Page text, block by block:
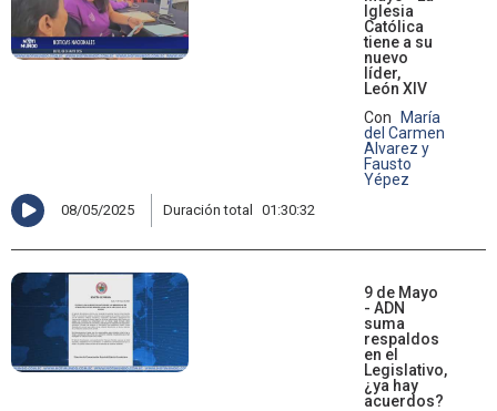
Iglesia
Católica
tiene a su
nuevo
líder,
León XIV
Con
María
del Carmen
Alvarez y
Fausto
Yépez
08/05/2025 Duración total 01:30:32
9 de Mayo
- ADN
suma
respaldos
en el
Legislativo,
¿ya hay
acuerdos?